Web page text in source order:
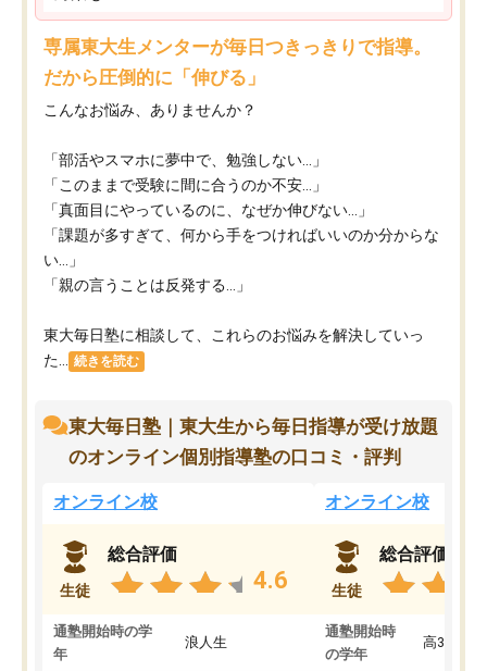
専属東大生メンターが毎日つきっきりで指導。
だから圧倒的に「伸びる」
こんなお悩み、ありませんか？
「部活やスマホに夢中で、勉強しない…」
「このままで受験に間に合うのか不安…」
「真面目にやっているのに、なぜか伸びない…」
「課題が多すぎて、何から手をつければいいのか分からな
い…」
「親の言うことは反発する…」
東大毎日塾に相談して、これらのお悩みを解決していっ
た...
続きを読む
東大毎日塾｜東大生から毎日指導が受け放題
のオンライン個別指導塾の口コミ・評判
オンライン校
生徒
総合評価
4.6
通塾開始時の学
年
浪人生
オンライン校
生徒
総合評価
通塾開始時
の学年
高3